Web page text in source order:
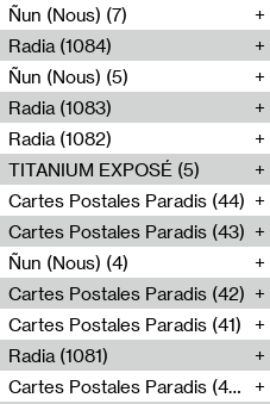
Ñun (Nous) (7)
Radia (1084)
Ñun (Nous) (5)
Radia (1083)
Radia (1082)
TITANIUM EXPOSÉ (5)
Cartes Postales Paradis (44)
Cartes Postales Paradis (43)
Ñun (Nous) (4)
Cartes Postales Paradis (42)
Cartes Postales Paradis (41)
Radia (1081)
Cartes Postales Paradis (40)